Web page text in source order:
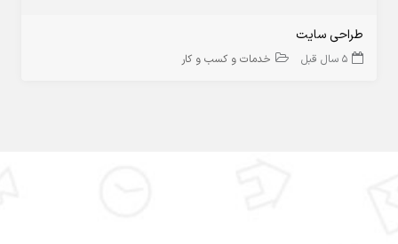
طراحی سایت
5 سال قبل خدمات و کسب و کار